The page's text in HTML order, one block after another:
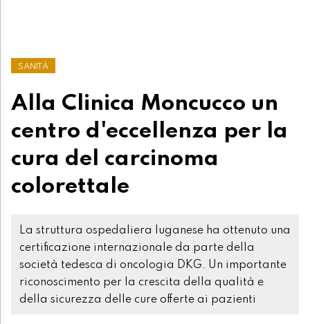
SANITÀ
Alla Clinica Moncucco un
centro d'eccellenza per la
cura del carcinoma
colorettale
La struttura ospedaliera luganese ha ottenuto una
certificazione internazionale da parte della
società tedesca di oncologia DKG. Un importante
riconoscimento per la crescita della qualità e
della sicurezza delle cure offerte ai pazienti